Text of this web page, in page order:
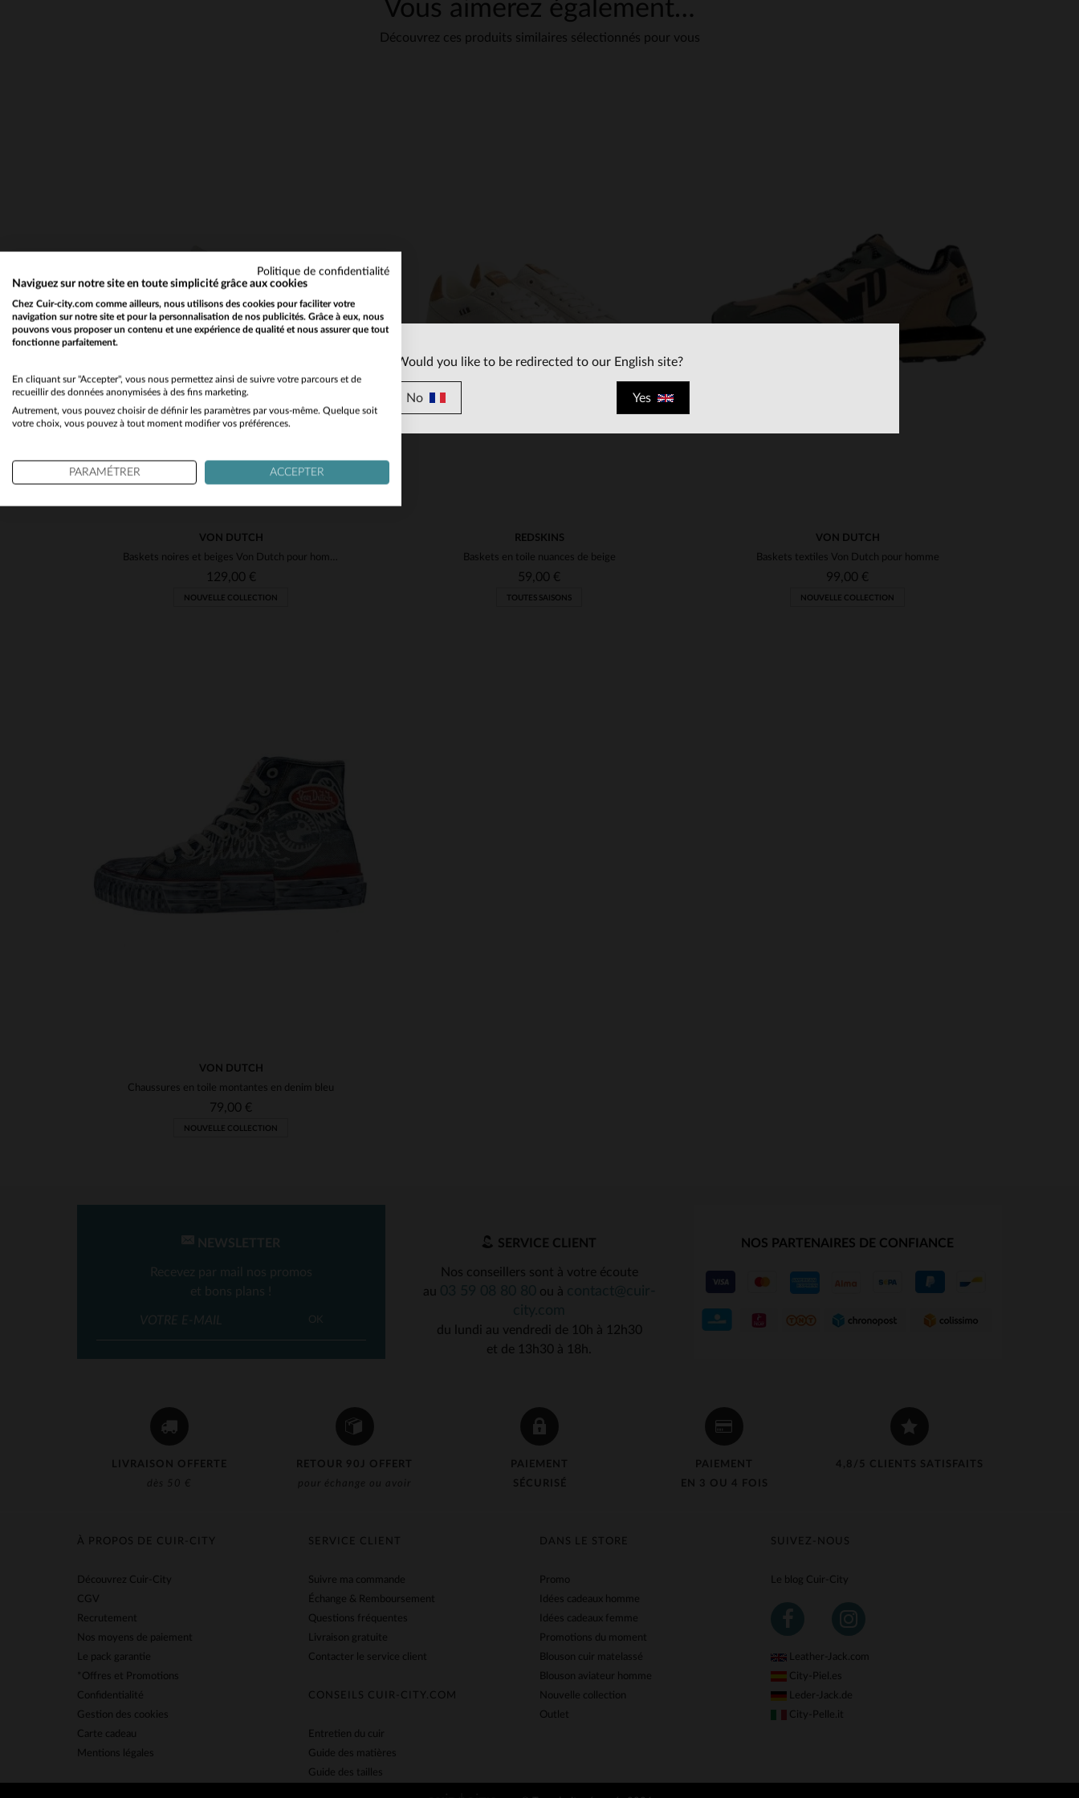
Vous aimerez également…
Découvrez ces produits similaires sélectionnés pour vous
VON DUTCH
Baskets noires et beiges Von Dutch pour homme
129,00 €
NOUVELLE COLLECTION
REDSKINS
Baskets en toile nuances de beige
59,00 €
TOUTES SAISONS
VON DUTCH
Baskets textiles Von Dutch pour homme
99,00 €
NOUVELLE COLLECTION
VON DUTCH
Chaussures en toile montantes en denim bleu
79,00 €
NOUVELLE COLLECTION
LIVRAISON OFFERTE
dès 50 €
RETOUR 90J OFFERT
pour échange ou avoir
PAIEMENT
SÉCURISÉ
PAIEMENT
EN 3 OU 4 FOIS
4,8/5 CLIENTS SATISFAITS
NEWSLETTER
Recevez par mail nos promos
et bons plans !
OK
SERVICE CLIENT
Nos conseillers sont à votre écoute
au
ou à
du lundi au vendredi de 10h à 12h30
et de 13h30 à 18h.
NOS PARTENAIRES DE CONFIANCE
SUIVEZ-NOUS
Le blog Cuir-City
Leather-Jack.com
City-Piel.es
Leder-Jack.de
City-Pelle.it
SERVICE CLIENT
Suivre ma commande
Échange & Remboursement
Questions fréquentes
Livraison gratuite
Contacter le service client
CONSEILS CUIR-CITY.COM
Entretien du cuir
Guide des matières
Guide des tailles
DANS LE STORE
Promo
Idées cadeaux homme
Idées cadeaux femme
Promotions du moment
Blouson cuir matelassé
Blouson aviateur homme
Nouvelle collection
Outlet
À PROPOS DE CUIR-CITY
Découvrez Cuir-City
CGV
Recrutement
Nos moyens de paiement
Le pack garantie
*Offres et Promotions
Confidentialité
Gestion des cookies
Carte cadeau
Mentions légales
Would you like to be redirected to our English site?
No Yes
Politique de confidentialité
Naviguez sur notre site en toute simplicité grâce aux cookies
Chez Cuir-city.com comme ailleurs, nous utilisons des cookies pour faciliter votre
navigation sur notre site et pour la personnalisation de nos publicités. Grâce à eux, nous
pouvons vous proposer un contenu et une expérience de qualité et nous assurer que tout
fonctionne parfaitement.
En cliquant sur "Accepter", vous nous permettez ainsi de suivre votre parcours et de
recueillir des données anonymisées à des fins marketing.
Autrement, vous pouvez choisir de définir les paramètres par vous-même. Quelque soit
votre choix, vous pouvez à tout moment modifier vos préférences.
PARAMÉTRER ACCEPTER